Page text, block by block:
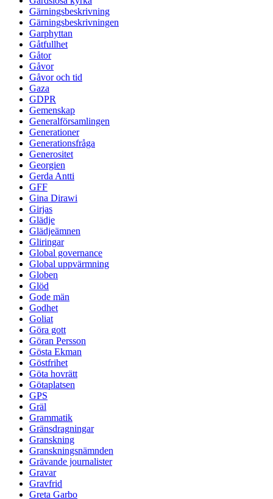
Gärningsbeskrivning
Gärningsbeskrivningen
Garphyttan
Gåtfullhet
Gåtor
Gåvor
Gåvor och tid
Gaza
GDPR
Gemenskap
Generalförsamlingen
Generationer
Generationsfråga
Generositet
Georgien
Gerda Antti
GFF
Gina Dirawi
Girjas
Glädje
Glädjeämnen
Gliringar
Global governance
Global uppvärmning
Globen
Glöd
Gode män
Godhet
Goliat
Göra gott
Göran Persson
Gösta Ekman
Göstfrihet
Göta hovrätt
Götaplatsen
GPS
Gräl
Grammatik
Gränsdragningar
Granskning
Granskningsnämnden
Grävande journalister
Gravar
Gravfrid
Greta Garbo